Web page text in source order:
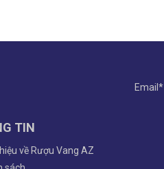
Email*
TIN
về Rượu Vang AZ